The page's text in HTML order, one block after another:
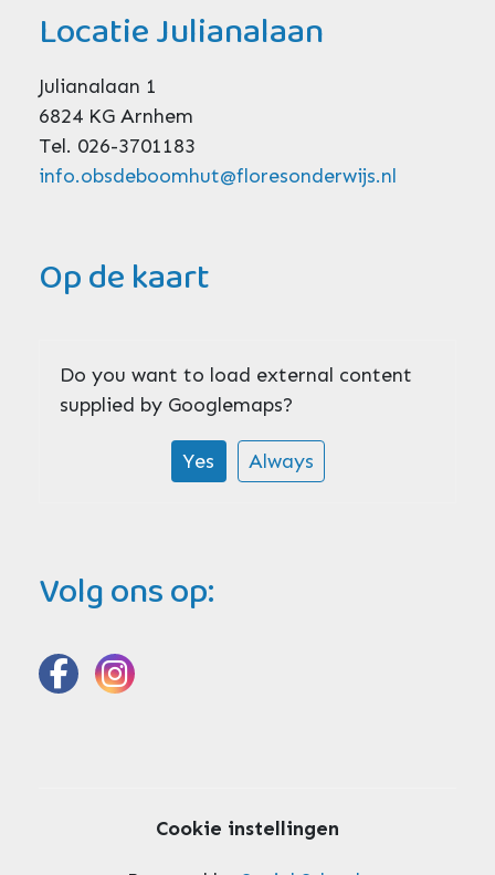
Locatie Julianalaan
Julianalaan 1
6824 KG Arnhem
Tel. 026-3701183
info.obsdeboomhut@floresonderwijs.nl
Op de kaart
Do you want to load external content
supplied by Googlemaps?
Yes Always
Volg ons op:
Cookie instellingen